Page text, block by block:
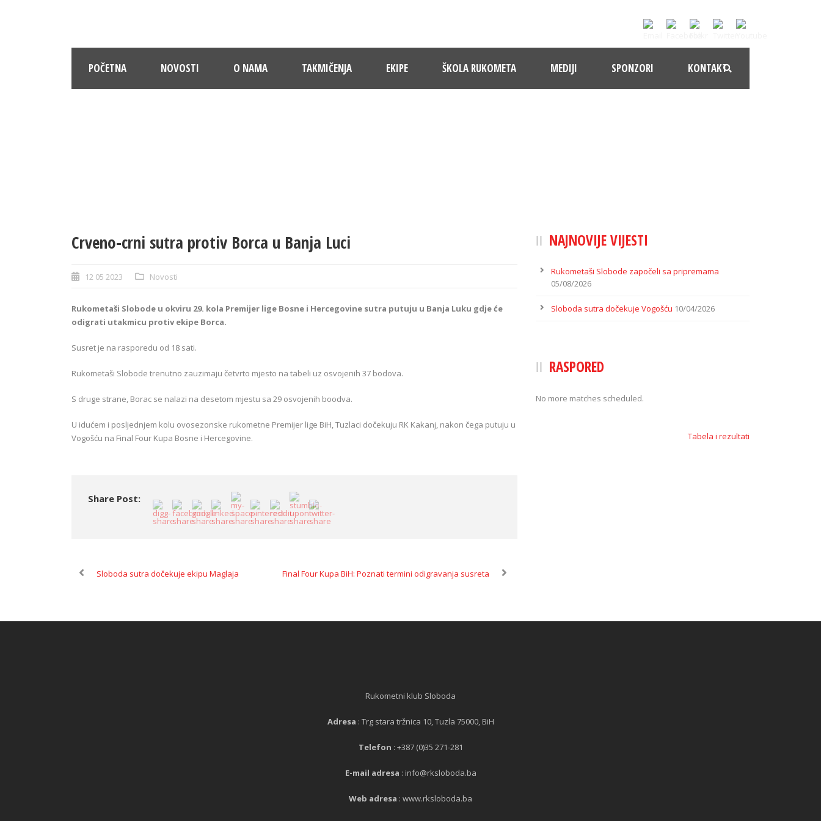
POČETNA NOVOSTI O NAMA TAKMIČENJA EKIPE ŠKOLA RUKOMETA MEDIJI SPONZORI KONTAKT
Crveno-crni sutra protiv Borca u Banja Luci
12 05 2023 Novosti
Rukometaši Slobode u okviru 29. kola Premijer lige Bosne i Hercegovine sutra putuju u Banja Luku gdje će
odigrati utakmicu protiv ekipe Borca.
Susret je na rasporedu od 18 sati.
Rukometaši Slobode trenutno zauzimaju četvrto mjesto na tabeli uz osvojenih 37 bodova.
S druge strane, Borac se nalazi na desetom mjestu sa 29 osvojenih boodva.
U idućem i posljednjem kolu ovosezonske rukometne Premijer lige BiH, Tuzlaci dočekuju RK Kakanj, nakon čega putuju u
Vogošću na Final Four Kupa Bosne i Hercegovine.
Share Post:
Sloboda sutra dočekuje ekipu Maglaja Final Four Kupa BiH: Poznati termini odigravanja susreta
NAJNOVIJE VIJESTI
Rukometaši Slobode započeli sa pripremama
05/08/2026
Sloboda sutra dočekuje Vogošću 10/04/2026
RASPORED
No more matches scheduled.
Tabela i rezultati
Rukometni klub Sloboda
Adresa : Trg stara tržnica 10, Tuzla 75000, BiH
Telefon : +387 (0)35 271-281
E-mail adresa : info@rksloboda.ba
Web adresa : www.rksloboda.ba